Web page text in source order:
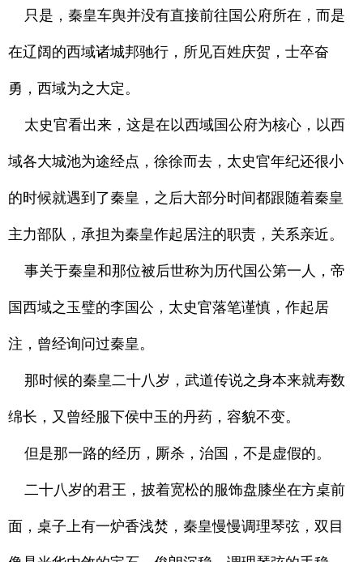
只是，秦皇车舆并没有直接前往国公府所在，而是
在辽阔的西域诸城邦驰行，所见百姓庆贺，士卒奋
勇，西域为之大定。
太史官看出来，这是在以西域国公府为核心，以西
域各大城池为途经点，徐徐而去，太史官年纪还很小
的时候就遇到了秦皇，之后大部分时间都跟随着秦皇
主力部队，承担为秦皇作起居注的职责，关系亲近。
事关于秦皇和那位被后世称为历代国公第一人，帝
国西域之玉璧的李国公，太史官落笔谨慎，作起居
注，曾经询问过秦皇。
那时候的秦皇二十八岁，武道传说之身本来就寿数
绵长，又曾经服下侯中玉的丹药，容貌不变。
但是那一路的经历，厮杀，治国，不是虚假的。
二十八岁的君王，披着宽松的服饰盘膝坐在方桌前
面，桌子上有一炉香浅焚，秦皇慢慢调理琴弦，双目